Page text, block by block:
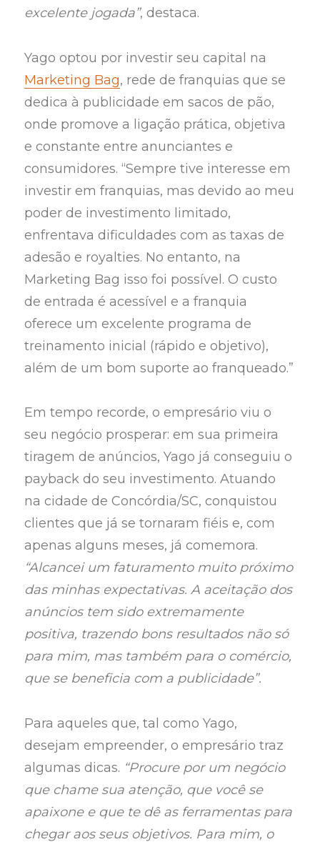
excelente jogada”, destaca.
Yago optou por investir seu capital na
Marketing Bag, rede de franquias que se
dedica à publicidade em sacos de pão,
onde promove a ligação prática, objetiva
e constante entre anunciantes e
consumidores. “Sempre tive interesse em
investir em franquias, mas devido ao meu
poder de investimento limitado,
enfrentava dificuldades com as taxas de
adesão e royalties. No entanto, na
Marketing Bag isso foi possível. O custo
de entrada é acessível e a franquia
oferece um excelente programa de
treinamento inicial (rápido e objetivo),
além de um bom suporte ao franqueado.”
Em tempo recorde, o empresário viu o
seu negócio prosperar: em sua primeira
tiragem de anúncios, Yago já conseguiu o
payback do seu investimento. Atuando
na cidade de Concórdia/SC, conquistou
clientes que já se tornaram fiéis e, com
apenas alguns meses, já comemora.
“Alcancei um faturamento muito próximo
das minhas expectativas. A aceitação dos
anúncios tem sido extremamente
positiva, trazendo bons resultados não só
para mim, mas também para o comércio,
que se beneficia com a publicidade”.
Para aqueles que, tal como Yago,
desejam empreender, o empresário traz
algumas dicas. “Procure por um negócio
que chame sua atenção, que você se
apaixone e que te dê as ferramentas para
chegar aos seus objetivos. Para mim, o